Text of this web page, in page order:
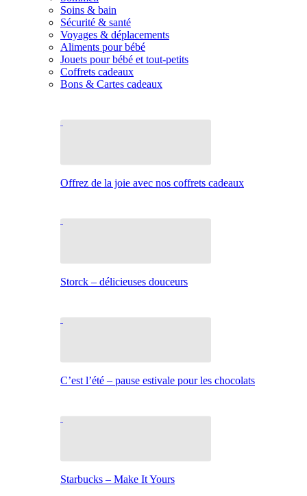
Soins & bain
Sécurité & santé
Voyages & déplacements
Aliments pour bébé
Jouets pour bébé et tout-petits
Coffrets cadeaux
Bons & Cartes cadeaux
Offrez de la joie avec nos coffrets cadeaux
Storck – délicieuses douceurs
C’est l’été – pause estivale pour les chocolats
Starbucks – Make It Yours